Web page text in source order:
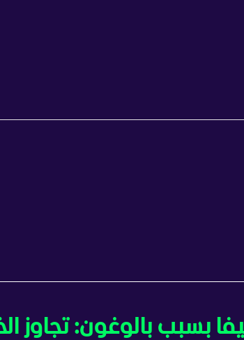
يهاجم فيفا بسبب بالوغون: تجاوز